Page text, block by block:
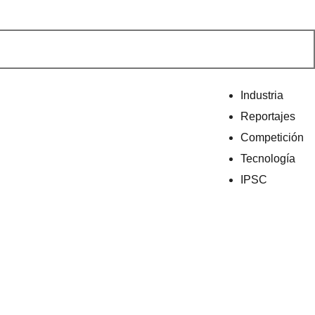
Industria
Reportajes
Competición
Tecnología
IPSC